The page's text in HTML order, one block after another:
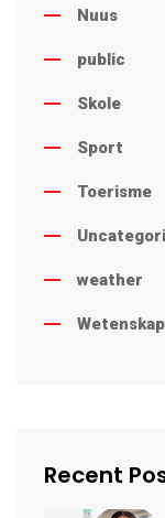
Nuus
public
Skole
Sport
Toerisme
weather
Recent